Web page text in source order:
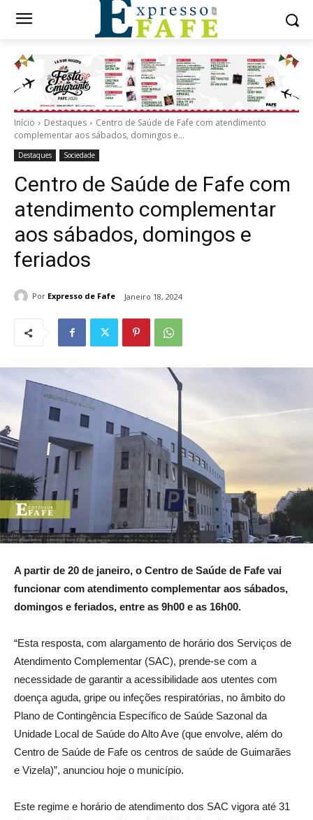
Início Destaques
Centro de Saúde de Fafe com atendimento
complementar aos sábados, domingos e...
Destaques Sociedade
Centro de Saúde de Fafe com
atendimento complementar
aos sábados, domingos e
feriados
Por Expresso de Fafe Janeiro 18, 2024
A partir de 20 de janeiro, o Centro de Saúde de Fafe vai
funcionar com atendimento complementar aos sábados,
domingos e feriados, entre as 9h00 e as 16h00.
“Esta resposta, com alargamento de horário dos Serviços de
Atendimento Complementar (SAC), prende-se com a
necessidade de garantir a acessibilidade aos utentes com
doença aguda, gripe ou infeções respiratórias, no âmbito do
Plano de Contingência Específico de Saúde Sazonal da
Unidade Local de Saúde do Alto Ave (que envolve, além do
Centro de Saúde de Fafe os centros de saúde de Guimarães
e Vizela)”, anunciou hoje o município.
Este regime e horário de atendimento dos SAC vigora até 31